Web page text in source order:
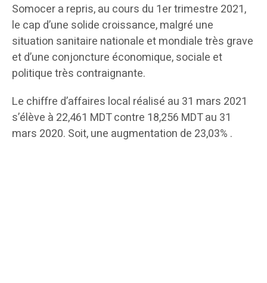
Somocer a repris, au cours du 1er trimestre 2021,
le cap d’une solide croissance, malgré une
situation sanitaire nationale et mondiale très grave
et d’une conjoncture économique, sociale et
politique très contraignante.
Le chiffre d’affaires local réalisé au 31 mars 2021
s’élève à 22,461 MDT contre 18,256 MDT au 31
mars 2020. Soit, une augmentation de 23,03% .